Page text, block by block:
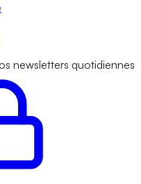
newsletters quotidiennes